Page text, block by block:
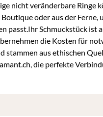
nicht veränderbare
oder aus der Ferne,
passt.Ihr Schmuckstück
die Kosten für
stammen aus ethischen
die perfekte